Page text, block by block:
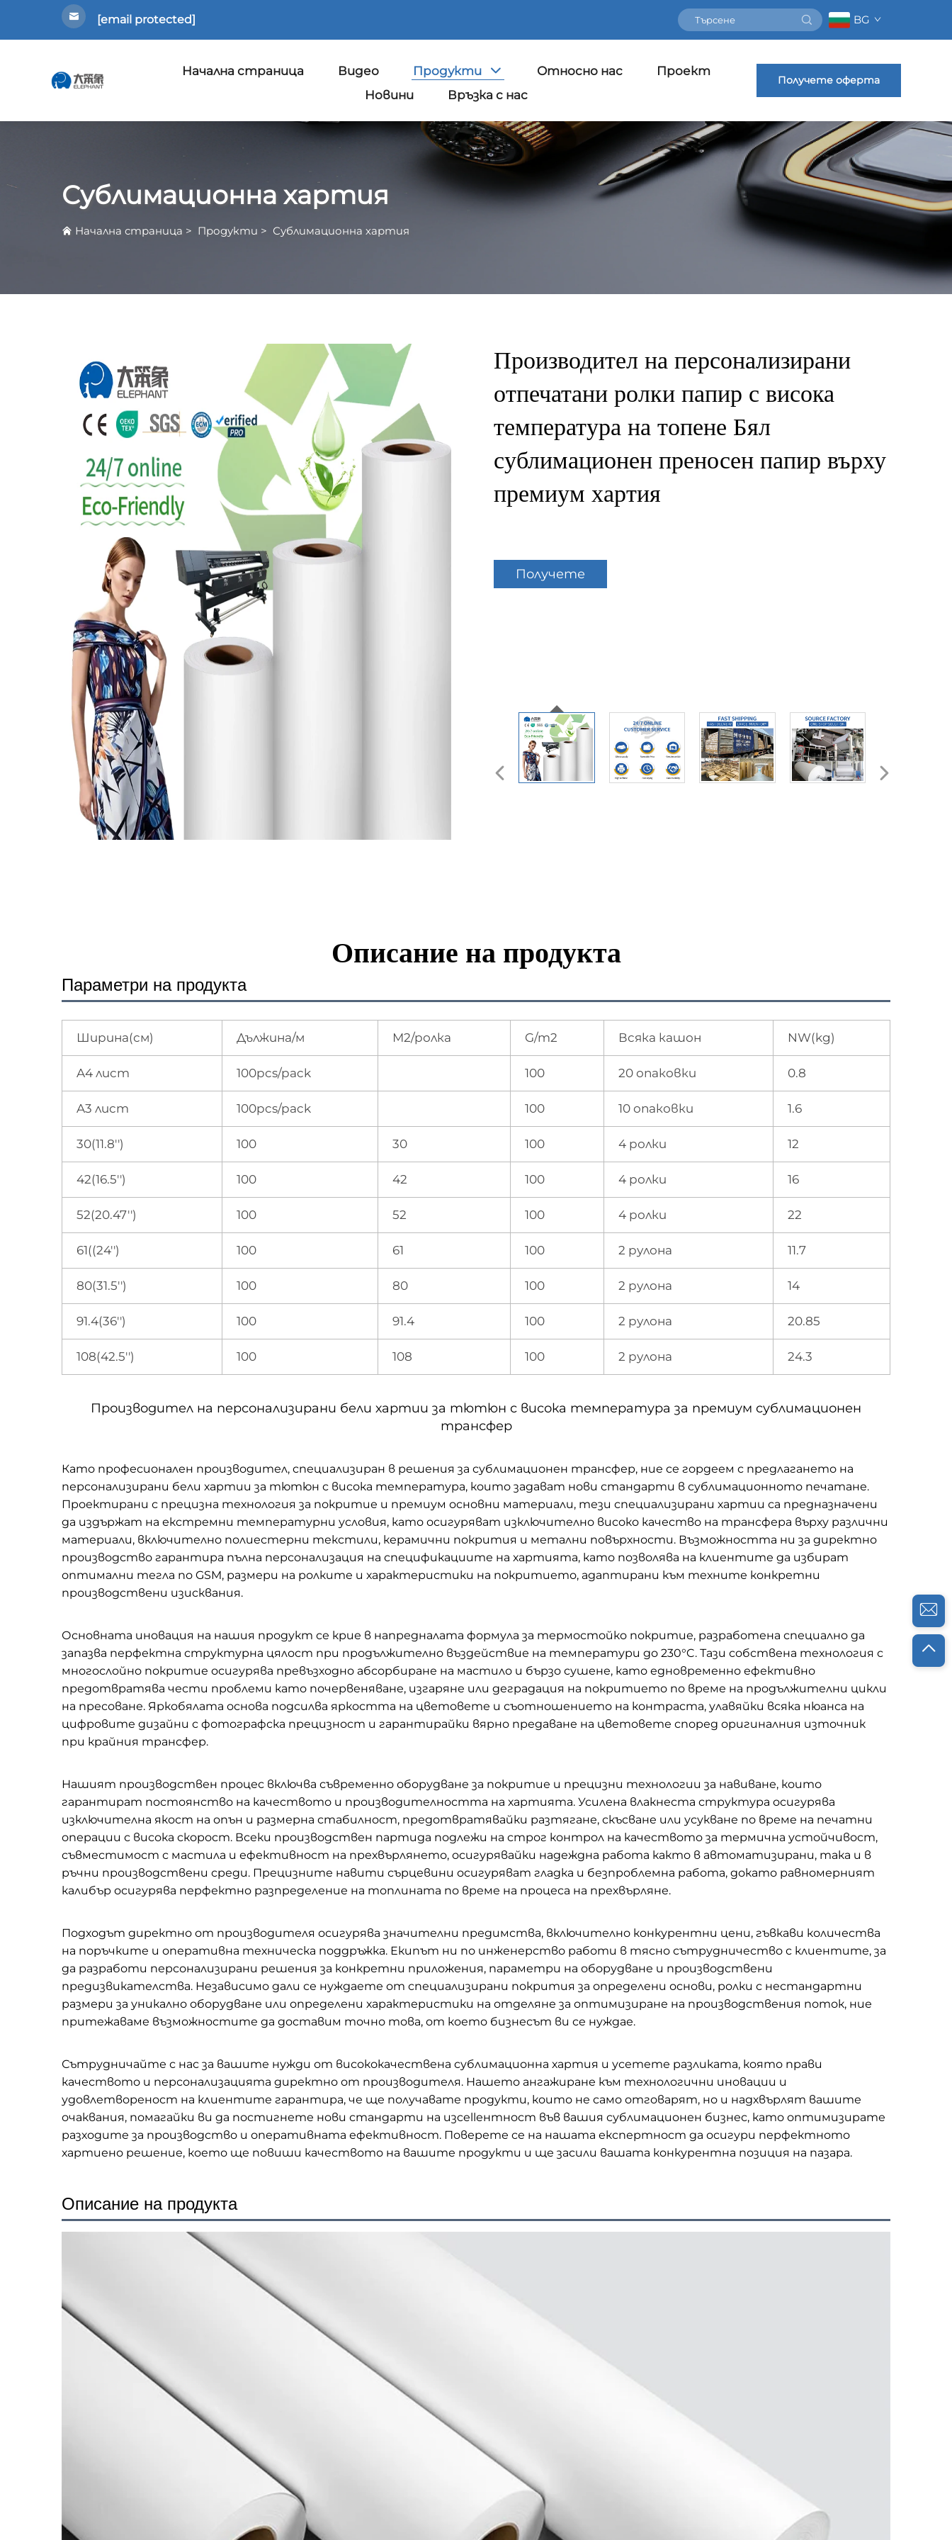
[email protected] BG
Начална страница Видео Продукти Относно нас
Проект
Новини
Връзка с нас
Получете оферта
Сублимационна хартия
Начална страница > Продукти > Сублимационна хартия
Производител на персонализирани
отпечатани ролки папир с висока
температура на топене Бял
сублимационен преносен папир върху
премиум хартия
Получете
Описание на продукта
Параметри на продукта
Ширина(см) Дължина/м М2/ролка G/m2 Всяка кашон NW(kg)
A4 лист 100pcs/pack 100 20 опаковки 0.8
A3 лист 100pcs/pack 100 10 опаковки 1.6
30(11.8'') 100 30 100 4 ролки 12
42(16.5'') 100 42 100 4 ролки 16
52(20.47'') 100 52 100 4 ролки 22
61((24'') 100 61 100 2 рулона 11.7
80(31.5'') 100 80 100 2 рулона 14
91.4(36'') 100 91.4 100 2 рулона 20.85
108(42.5'') 100 108 100 2 рулона 24.3
Производител на персонализирани бели хартии за тютюн с висока температура за премиум сублимационен
трансфер
Като професионален производител, специализиран в решения за сублимационен трансфер, ние се гордеем с предлагането на
персонализирани бели хартии за тютюн с висока температура, които задават нови стандарти в сублимационното печатане.
Проектирани с прецизна технология за покритие и премиум основни материали, тези специализирани хартии са предназначени
да издържат на екстремни температурни условия, като осигуряват изключително високо качество на трансфера върху различни
материали, включително полиестерни текстили, керамични покрития и метални повърхности. Възможността ни за директно
производство гарантира пълна персонализация на спецификациите на хартията, като позволява на клиентите да избират
оптимални тегла по GSM, размери на ролките и характеристики на покритието, адаптирани към техните конкретни
производствени изисквания.
Основната иновация на нашия продукт се крие в напредналата формула за термостойко покритие, разработена специално да
запазва перфектна структурна цялост при продължително въздействие на температури до 230°C. Тази собствена технология с
многослойно покритие осигурява превъзходно абсорбиране на мастило и бързо сушене, като едновременно ефективно
предотвратява чести проблеми като почервеняване, изгаряне или деградация на покритието по време на продължителни цикли
на пресоване. Яркобялата основа подсилва яркостта на цветовете и съотношението на контраста, улавяйки всяка нюанса на
цифровите дизайни с фотографска прецизност и гарантирайки вярно предаване на цветовете според оригиналния източник
при крайния трансфер.
Нашият производствен процес включва съвременно оборудване за покритие и прецизни технологии за навиване, които
гарантират постоянство на качеството и производителността на хартията. Усилена влакнеста структура осигурява
изключителна якост на опън и размерна стабилност, предотвратявайки разтягане, скъсване или усукване по време на печатни
операции с висока скорост. Всеки производствен партида подлежи на строг контрол на качеството за термична устойчивост,
съвместимост с мастила и ефективност на прехвърлянето, осигурявайки надеждна работа както в автоматизирани, така и в
ръчни производствени среди. Прецизните навити сърцевини осигуряват гладка и безпроблемна работа, докато равномерният
калибър осигурява перфектно разпределение на топлината по време на процеса на прехвърляне.
Подходът директно от производителя осигурява значителни предимства, включително конкурентни цени, гъвкави количества
на поръчките и оперативна техническа поддръжка. Екипът ни по инженерство работи в тясно сътрудничество с клиентите, за
да разработи персонализирани решения за конкретни приложения, параметри на оборудване и производствени
предизвикателства. Независимо дали се нуждаете от специализирани покрития за определени основи, ролки с нестандартни
размери за уникално оборудване или определени характеристики на отделяне за оптимизиране на производствения поток, ние
притежаваме възможностите да доставим точно това, от което бизнесът ви се нуждае.
Сътрудничайте с нас за вашите нужди от висококачествена сублимационна хартия и усетете разликата, която прави
качеството и персонализацията директно от производителя. Нашето ангажиране към технологични иновации и
удовлетвореност на клиентите гарантира, че ще получавате продукти, които не само отговарят, но и надхвърлят вашите
очаквания, помагайки ви да постигнете нови стандарти на изcellентност във вашия сублимационен бизнес, като оптимизирате
разходите за производство и оперативната ефективност. Поверете се на нашата експертност да осигури перфектното
хартиено решение, което ще повиши качеството на вашите продукти и ще засили вашата конкурентна позиция на пазара.
Описание на продукта